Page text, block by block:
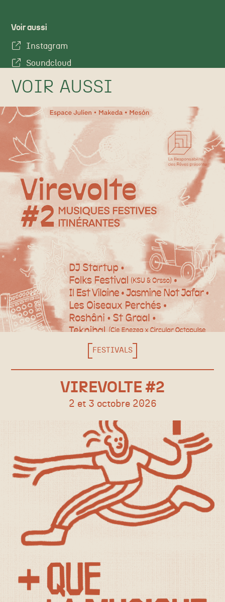
Voir aussi
Instagram
Soundcloud
VOIR AUSSI
FESTIVALS
VIREVOLTE #2
2 et 3 octobre 2026